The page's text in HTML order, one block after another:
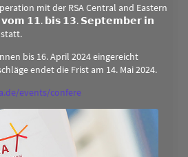
mit der RSA Central and Eastern
𝘃𝗼𝗺 𝟭𝟭. 𝗯𝗶𝘀 𝟭𝟯. 𝗦𝗲𝗽𝘁𝗲𝗺𝗯𝗲𝗿 𝗶𝗻
bis 16. April 2024 eingereicht
endet die Frist am 14. Mai 2024.
events/confere